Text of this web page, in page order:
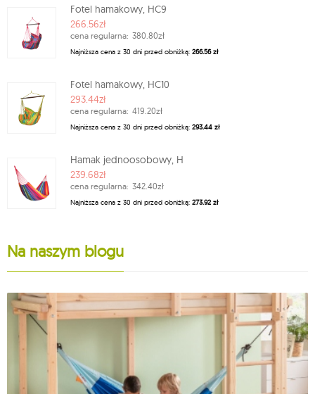
Fotel hamakowy, HC9
266.56zł
cena regularna: 380.80zł
Najniższa cena z 30 dni przed obniżką: 266.56 zł
Fotel hamakowy, HC10
293.44zł
cena regularna: 419.20zł
Najniższa cena z 30 dni przed obniżką: 293.44 zł
Hamak jednoosobowy, H
239.68zł
cena regularna: 342.40zł
Najniższa cena z 30 dni przed obniżką: 273.92 zł
Na naszym blogu